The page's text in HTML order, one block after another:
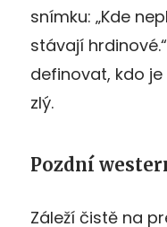
snímku: „Kde
stávají
definovat, kdo
zlý.
Pozdní
Záleží čistě na